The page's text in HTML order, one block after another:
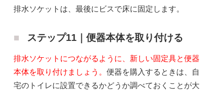
排水ソケットは、最後にビスで床に固定します。
ステップ11｜便器本体を取り付ける
排水ソケットにつながるように、新しい固定具と便器
本体を取り付けましょう。 便器を購入するときは、自
宅のトイレに設置できるかどうか調べておくことが大